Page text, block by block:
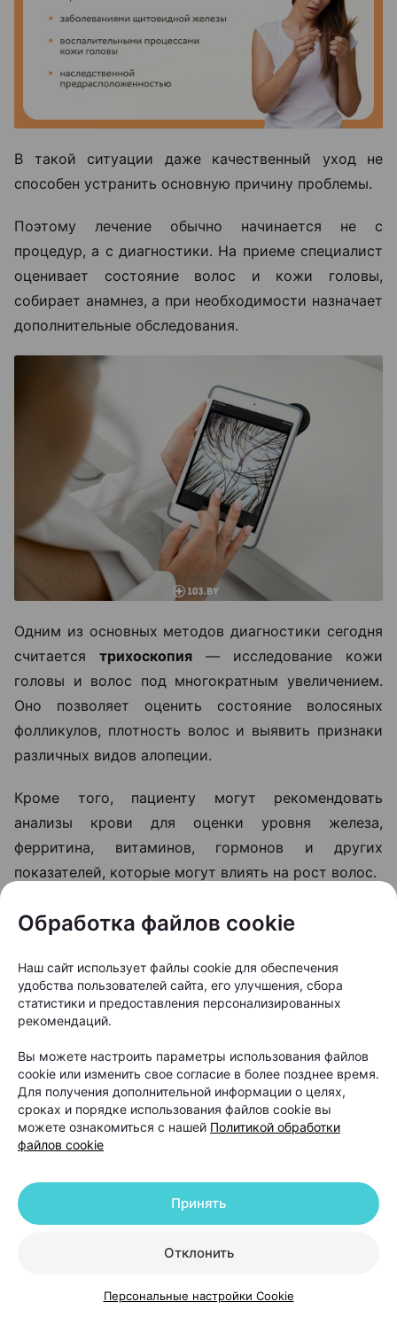
В такой ситуации даже качественный уход не
способен устранить основную причину проблемы.
Поэтому лечение обычно начинается не с
процедур, а с диагностики. На приеме специалист
оценивает состояние волос и кожи головы,
собирает анамнез, а при необходимости назначает
дополнительные обследования.
Одним из основных методов диагностики сегодня
считается трихоскопия — исследование кожи
головы и волос под многократным увеличением.
Оно позволяет оценить состояние волосяных
фолликулов, плотность волос и выявить признаки
различных видов алопеции.
Кроме того, пациенту могут рекомендовать
анализы крови для оценки уровня железа,
ферритина, витаминов, гормонов и других
показателей, которые могут влиять на рост волос.
«Не всем пациентам сразу нужны
решить с помощью коррекции
дефицитов, лечения сопутствующих
заболеваний или медикаментозной
терапии. Поэтому план лечения всегда
составляется индивидуально после
обследования», —отмечает Ольга
Кудаленкина.
Именно поэтому специалисты советуют не тратить
месяцы на эксперименты с косметическими
выпадения волос. От правильного диагноза во
Обработка файлов cookie
Наш сайт использует файлы cookie для обеспечения
удобства пользователей сайта, его улучшения, сбора
статистики и предоставления персонализированных
рекомендаций.
Вы можете настроить параметры использования файлов
cookie или изменить свое согласие в более позднее время.
Для получения дополнительной информации о целях,
сроках и порядке использования файлов cookie вы
можете ознакомиться с нашей Политикой обработки
файлов cookie
Отклонить
Принять
Персональные настройки Cookie